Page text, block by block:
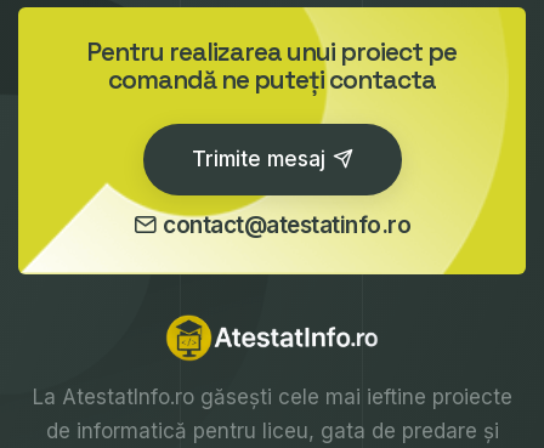
Pentru realizarea unui proiect pe
comandă ne puteți contacta
Trimite mesaj
contact@atestatinfo.ro
La AtestatInfo.rogăsești cele mai ieftine proiecte
de informatică pentru liceu, gata de predare și